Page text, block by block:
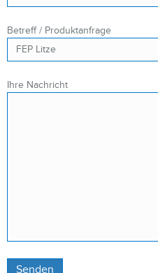
Betreff / Produktanfrage
Ihre Nachricht